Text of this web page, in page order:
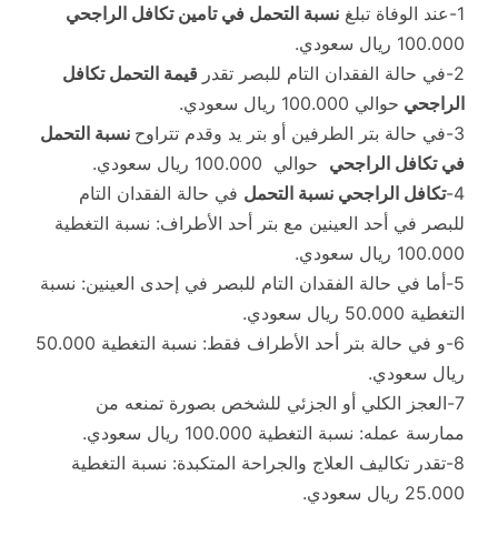
1-عند الوفاة تبلغ
نسبة التحمل في تامين تكافل الراجحي
100.000 ريال سعودي.
2-في حالة الفقدان التام للبصر تقدر
قيمة التحمل تكافل
الراجحي حوالي 100.000 ريال سعودي.
3-في حالة بتر الطرفين أو بتر يد وقدم تتراوح
نسبة التحمل
في تكافل الراجحي حوالي 100.000 ريال سعودي.
4- تكافل الراجحي نسبة التحمل في حالة الفقدان التام
للبصر في أحد العينين مع بتر أحد الأطراف: نسبة التغطية
100.000 ريال سعودي.
5-أما في حالة الفقدان التام للبصر في إحدى العينين: نسبة
التغطية 50.000 ريال سعودي.
6-و في حالة بتر أحد الأطراف فقط: نسبة التغطية 50.000
ريال سعودي.
7-العجز الكلي أو الجزئي للشخص بصورة تمنعه من
ممارسة عمله: نسبة التغطية 100.000 ريال سعودي.
8-تقدر تكاليف العلاج والجراحة المتكبدة: نسبة التغطية
25.000 ريال سعودي.